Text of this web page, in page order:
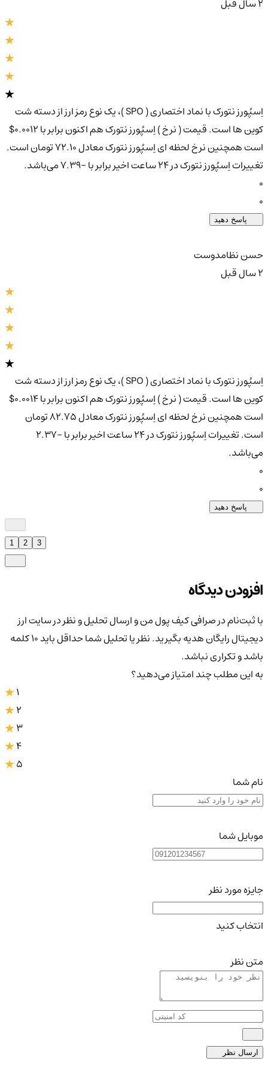
اِسپُورز نتورک با نماد اختصاری ( SPO )، یک نوع رمز ارز از دسته شت
کوین ها است. قیمت ( نرخ ) اِسپُورز نتورک هم اکنون برابر با 0.0012$
است همچنین نرخ لحظه ای اِسپُورز نتورک معادل 72.10 تومان است.
تغییرات اِسپُورز نتورک در ۲۴ ساعت اخیر برابر با -7.39 می‌باشد.
پاسخ دهید
حسن نظامدوست
اِسپُورز نتورک با نماد اختصاری ( SPO )، یک نوع رمز ارز از دسته شت
کوین ها است. قیمت ( نرخ ) اِسپُورز نتورک هم اکنون برابر با 0.0014$
است همچنین نرخ لحظه ای اِسپُورز نتورک معادل 82.75 تومان
است. تغییرات اِسپُورز نتورک در ۲۴ ساعت اخیر برابر با -2.37
می‌باشد.
پاسخ دهید
افزودن دیدگاه
با ثبت‌نام در صرافی کیف پول من و ارسال تحلیل و نظر در سایت ارز
دیجیتال رایگان هدیه بگیرید. نظر یا تحلیل شما حداقل باید ۱۰ کلمه
باشد و تکراری نباشد.
به این مطلب چند امتیاز می‌دهید؟
3
4
5
نام شما
موبایل شما
جایزه مورد نظر
انتخاب کنید
متن نظر
ارسال نظر